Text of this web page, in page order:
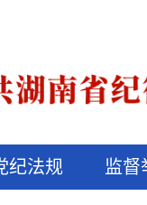
纪法规 监督